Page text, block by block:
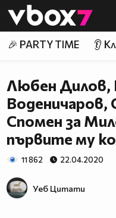
👾
🎉 PARTY TIME 👂
Любен Дилов,
Воденичаров,
Спомен за
първите му
11 862 22.04.2020
Уеб Цитати